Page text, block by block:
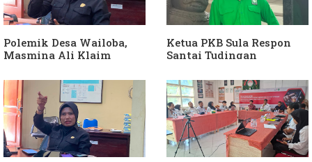
Polemik Desa Wailoba,
Masmina Ali Klaim
Keterlibatan Ketua PKB
Sula
Ketua PKB Sula Respon
Santai Tudingan
Dia Kangen Saya